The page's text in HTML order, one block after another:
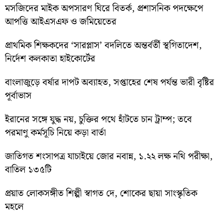
মসজিদের মাইক অপসারণ ঘিরে বিতর্ক, প্রশাসনিক পদক্ষেপে
আপত্তি আইএসএফ ও জমিয়েতের
প্রাথমিক শিক্ষকদের ‘সারপ্লাস’ বদলিতে অন্তর্বর্তী স্থগিতাদেশ,
নির্দেশ কলকাতা হাইকোর্টের
বাংলাজুড়ে বর্ষার দাপট অব্যাহত, সপ্তাহের শেষ পর্যন্ত ভারী বৃষ্টির
পূর্বাভাস
ইরানের সঙ্গে যুদ্ধ নয়, চুক্তির পথে হাঁটতে চান ট্রাম্প; তবে
পরমাণু কর্মসূচি নিয়ে কড়া বার্তা
জাতিগত শংসাপত্র যাচাইয়ে জোর নবান্ন, ১.২২ লক্ষ নথি পরীক্ষা,
বাতিল ১৩৫টি
প্রয়াত লোকসঙ্গীত শিল্পী স্বাগত দে, শোকের ছায়া সাংস্কৃতিক
মহলে